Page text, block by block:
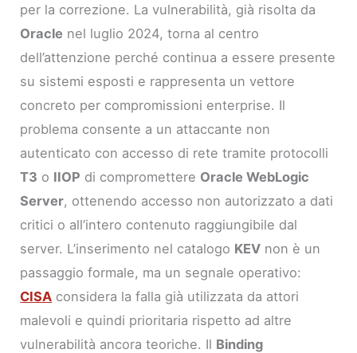
per la correzione. La vulnerabilità, già risolta da
Oracle nel luglio 2024, torna al centro
dell’attenzione perché continua a essere presente
su sistemi esposti e rappresenta un vettore
concreto per compromissioni enterprise. Il
problema consente a un attaccante non
autenticato con accesso di rete tramite protocolli
T3 o IIOP di compromettere Oracle WebLogic
Server, ottenendo accesso non autorizzato a dati
critici o all’intero contenuto raggiungibile dal
server. L’inserimento nel catalogo KEV non è un
passaggio formale, ma un segnale operativo:
CISA considera la falla già utilizzata da attori
malevoli e quindi prioritaria rispetto ad altre
vulnerabilità ancora teoriche. Il Binding